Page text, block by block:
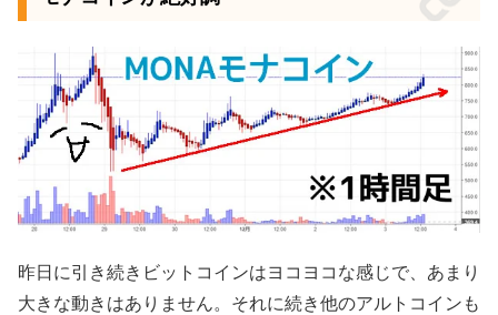
昨日に引き続きビットコインはヨコヨコな感じで、あまり
大きな動きはありません。それに続き他のアルトコインも